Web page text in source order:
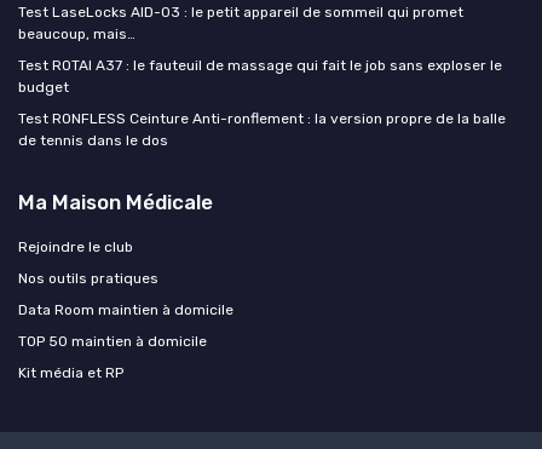
Test LaseLocks AID-03 : le petit appareil de sommeil qui promet
beaucoup, mais…
Test ROTAI A37 : le fauteuil de massage qui fait le job sans exploser le
budget
Test RONFLESS Ceinture Anti-ronflement : la version propre de la balle
de tennis dans le dos
Ma Maison Médicale
Rejoindre le club
Nos outils pratiques
Data Room maintien à domicile
TOP 50 maintien à domicile
Kit média et RP